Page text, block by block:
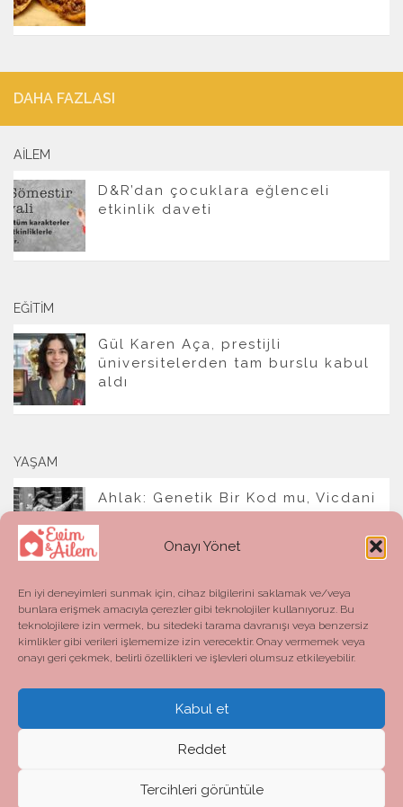
Onayı Yönet
En iyi deneyimleri sunmak için, cihaz bilgilerini saklamak ve/veya
bunlara erişmek amacıyla çerezler gibi teknolojiler kullanıyoruz. Bu
teknolojilere izin vermek, bu sitedeki tarama davranışı veya benzersiz
kimlikler gibi verileri işlememize izin verecektir. Onay vermemek veya
onayı geri çekmek, belirli özellikleri ve işlevleri olumsuz etkileyebilir.
Kabul et
Reddet
Tercihleri görüntüle
DAHA FAZLASI
AILEM
D&R’dan çocuklara eğlenceli
etkinlik daveti
EĞITIM
Gül Karen Aça, prestijli
üniversitelerden tam burslu kabul
aldı
YAŞAM
Ahlak: Genetik Bir Kod mu, Vicdani
Bir Refleks mi?
Evim ve Ailem © 2026. All Rights Reserved.